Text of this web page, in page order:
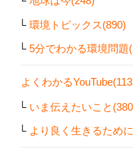
環境トピックス(890)
5分でわかる環境問題
よくわかる
いま伝えたいこと
より良く生きるため